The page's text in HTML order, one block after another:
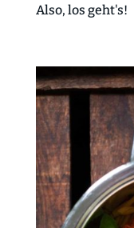
Also, los geht's!